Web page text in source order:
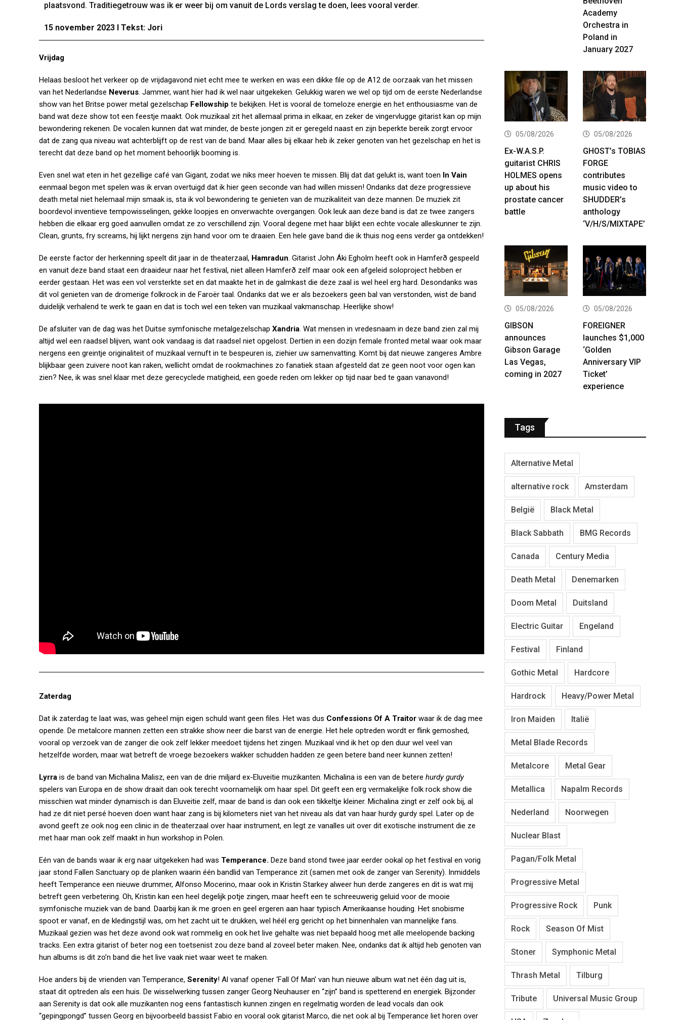
plaatsvond. Traditiegetrouw was ik er weer bij om vanuit de Lords verslag te doen, lees vooral verder.
15 november 2023 I Tekst: Jori
Vrijdag
Helaas besloot het verkeer op de vrijdagavond niet echt mee te werken en was een dikke file op de A12 de oorzaak van het missen
van het Nederlandse Neverus. Jammer, want hier had ik wel naar uitgekeken. Gelukkig waren we wel op tijd om de eerste Nederlandse
show van het Britse power metal gezelschap Fellowship te bekijken. Het is vooral de tomeloze energie en het enthousiasme van de
band wat deze show tot een feestje maakt. Ook muzikaal zit het allemaal prima in elkaar, en zeker de vingervlugge gitarist kan op mijn
bewondering rekenen. De vocalen kunnen dat wat minder, de beste jongen zit er geregeld naast en zijn beperkte bereik zorgt ervoor
dat de zang qua niveau wat achterblijft op de rest van de band. Maar alles bij elkaar heb ik zeker genoten van het gezelschap en het is
terecht dat deze band op het moment behoorlijk booming is.
Even snel wat eten in het gezellige café van Gigant, zodat we niks meer hoeven te missen. Blij dat dat gelukt is, want toen In Vain
eenmaal begon met spelen was ik ervan overtuigd dat ik hier geen seconde van had willen missen! Ondanks dat deze progressieve
death metal niet helemaal mijn smaak is, sta ik vol bewondering te genieten van de muzikaliteit van deze mannen. De muziek zit
boordevol inventieve tempowisselingen, gekke loopjes en onverwachte overgangen. Ook leuk aan deze band is dat ze twee zangers
hebben die elkaar erg goed aanvullen omdat ze zo verschillend zijn. Vooral degene met haar blijkt een echte vocale alleskunner te zijn.
Clean, grunts, fry screams, hij lijkt nergens zijn hand voor om te draaien. Een hele gave band die ik thuis nog eens verder ga ontdekken!
De eerste factor der herkenning speelt dit jaar in de theaterzaal, Hamradun. Gitarist John Áki Egholm heeft ook in Hamferð gespeeld
en vanuit deze band staat een draaideur naar het festival, niet alleen Hamferð zelf maar ook een afgeleid soloproject hebben er
eerder gestaan. Het was een vol versterkte set en dat maakte het in de galmkast die deze zaal is wel heel erg hard. Desondanks was
dit vol genieten van de dromerige folkrock in de Faroër taal. Ondanks dat we er als bezoekers geen bal van verstonden, wist de band
duidelijk verhalend te werk te gaan en dat is toch wel een teken van muzikaal vakmanschap. Heerlijke show!
De afsluiter van de dag was het Duitse symfonische metalgezelschap Xandria. Wat mensen in vredesnaam in deze band zien zal mij
altijd wel een raadsel blijven, want ook vandaag is dat raadsel niet opgelost. Dertien in een dozijn female fronted metal waar ook maar
nergens een greintje originaliteit of muzikaal vernuft in te bespeuren is, ziehier uw samenvatting. Komt bij dat nieuwe zangeres Ambre
blijkbaar geen zuivere noot kan raken, wellicht omdat de rookmachines zo fanatiek staan afgesteld dat ze geen noot voor ogen kan
zien? Nee, ik was snel klaar met deze gerecyclede matigheid, een goede reden om lekker op tijd naar bed te gaan vanavond!
Zaterdag
Dat ik zaterdag te laat was, was geheel mijn eigen schuld want geen files. Het was dus Confessions Of A Traitor waar ik de dag mee
opende. De metalcore mannen zetten een strakke show neer die barst van de energie. Het hele optreden wordt er flink gemoshed,
vooral op verzoek van de zanger die ook zelf lekker meedoet tijdens het zingen. Muzikaal vind ik het op den duur wel veel van
hetzelfde worden, maar wat betreft de vroege bezoekers wakker schudden hadden ze geen betere band neer kunnen zetten!
Lyrra is de band van Michalina Malisz, een van de drie miljard ex-Eluveitie muzikanten. Michalina is een van de betere hurdy gurdy
spelers van Europa en de show draait dan ook terecht voornamelijk om haar spel. Dit geeft een erg vermakelijke folk rock show die
misschien wat minder dynamisch is dan Eluveitie zelf, maar de band is dan ook een tikkeltje kleiner. Michalina zingt er zelf ook bij, al
had ze dit niet persé hoeven doen want haar zang is bij kilometers niet van het niveau als dat van haar hurdy gurdy spel. Later op de
avond geeft ze ook nog een clinic in de theaterzaal over haar instrument, en legt ze vanalles uit over dit exotische instrument die ze
met haar man ook zelf maakt in hun workshop in Polen.
Eén van de bands waar ik erg naar uitgekeken had was Temperance. Deze band stond twee jaar eerder ookal op het festival en vorig
jaar stond Fallen Sanctuary op de planken waarin één bandlid van Temperance zit (samen met ook de zanger van Serenity). Inmiddels
heeft Temperance een nieuwe drummer, Alfonso Mocerino, maar ook in Kristin Starkey alweer hun derde zangeres en dit is wat mij
betreft geen verbetering. Oh, Kristin kan een heel degelijk potje zingen, maar heeft een te schreeuwerig geluid voor de mooie
symfonische muziek van de band. Daarbij kan ik me groen en geel ergeren aan haar typisch Amerikaanse houding. Het snobisme
spoot er vanaf, en de kledingstijl was, om het zacht uit te drukken, wel héél erg gericht op het binnenhalen van mannelijke fans.
Muzikaal gezien was het deze avond ook wat rommelig en ook het live gehalte was niet bepaald hoog met alle meelopende backing
tracks. Een extra gitarist of beter nog een toetsenist zou deze band al zoveel beter maken. Nee, ondanks dat ik altijd heb genoten van
hun albums is dit zo’n band die het live vaak niet waar weet te maken.
Hoe anders bij de vrienden van Temperance, Serenity! Al vanaf opener ‘Fall Of Man’ van hun nieuwe album wat net één dag uit is,
staat dit optreden als een huis. De wisselwerking tussen zanger Georg Neuhauser en “zijn” band is spetterend en energiek. Bijzonder
aan Serenity is dat ook alle muzikanten nog eens fantastisch kunnen zingen en regelmatig worden de lead vocals dan ook
“gepingpongd” tussen Georg en bijvoorbeeld bassist Fabio en vooral ook gitarist Marco, die net ook al bij Temperance liet horen over
Academy
Orchestra in
Poland in
January 2027
05/08/2026
Ex-W.A.S.P.
guitarist CHRIS
HOLMES opens
up about his
prostate cancer
battle
05/08/2026
GHOST’s TOBIAS
FORGE
contributes
music video to
SHUDDER’s
anthology
‘V/H/S/MIXTAPE’
05/08/2026
GIBSON
announces
Gibson Garage
Las Vegas,
coming in 2027
05/08/2026
FOREIGNER
launches $1,000
‘Golden
Anniversary VIP
Ticket’
experience
Tags
Alternative Metal
alternative rock Amsterdam
België Black Metal
Black Sabbath BMG Records
Canada Century Media
Death Metal Denemarken
Doom Metal Duitsland
Electric Guitar Engeland
Festival Finland
Gothic Metal Hardcore
Hardrock Heavy/Power Metal
Iron Maiden Italië
Metal Blade Records
Metalcore Metal Gear
Metallica Napalm Records
Nederland Noorwegen
Nuclear Blast
Pagan/Folk Metal
Progressive Metal
Progressive Rock Punk
Rock Season Of Mist
Stoner Symphonic Metal
Thrash Metal Tilburg
Tribute Universal Music Group